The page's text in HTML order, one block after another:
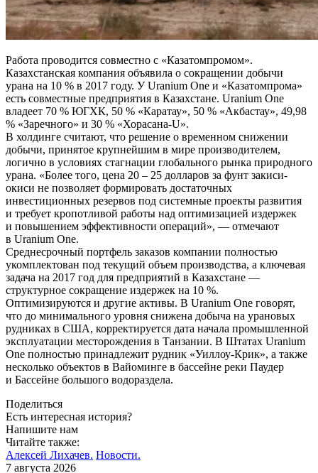
Работа проводится совместно с «Казатомпромом».
Казахстанская компания объявила о сокращении добычи
урана на 10 % в 2017 году. У Uranium One и «Казатомпрома»
есть совместные предприятия в Казахстане. Uranium One
владеет 70 % ЮГХК, 50 % «Каратау», 50 % «Акбастау», 49,98
% «Заречного» и 30 % «Хорасана-U».
В холдинге считают, что решение о временном снижении
добычи, принятое крупнейшим в мире производителем,
логично в условиях стагнации глобального рынка природного
урана. «Более того, цена 20 – 25 долларов за фунт закиси-
окиси не позволяет формировать достаточных
инвестиционных резервов под системные проекты развития
и требует кропотливой работы над оптимизацией издержек
и повышением эффективности операций», — отмечают
в Uranium One.
Среднесрочный портфель заказов компании полностью
укомплектован под текущий объем производства, а ключевая
задача на 2017 год для предприятий в Казахстане —
структурное сокращение издержек на 10 %.
Оптимизируются и другие активы. В Uranium One говорят,
что до минимального уровня снижена добыча на урановых
рудниках в США, корректируется дата начала промышленной
эксплуатации месторождения в Танзании. В Штатах Uranium
One полностью принадлежит рудник «Уиллоу-Крик», а также
несколько объектов в Вайоминге в бассейне реки Паудер
и Бассейне большого водораздела.
Поделиться
Есть интересная история?
Напишите нам
Читайте также:
Алексей Лихачев. Новости.
7 августа 2026